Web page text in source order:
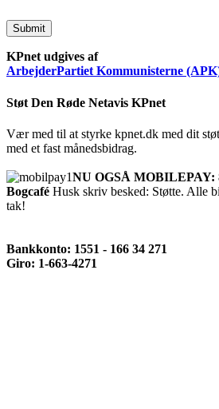
Submit
KPnet udgives af
ArbejderPartiet Kommunisterne
Støt Den Røde Netavis KPnet
Vær med til at styrke kpnet.dk med dit
med et fast månedsbidrag.
NU OGSÅ MOBILEPAY:
Bogcafé Husk skriv besked: Støtte. Alle
tak!
Bankkonto: 1551 - 166 34 271
Giro: 1-663-4271